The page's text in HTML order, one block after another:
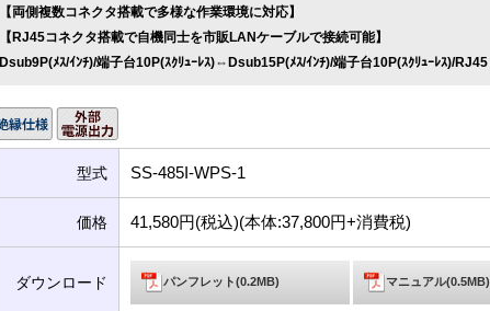
【両側複数コネクタ搭載で多様な作業環境に対応】
【RJ45コネクタ搭載で自機同士を市販LANケーブルで接続可能】
Dsub9P(ﾒｽ/ｲﾝﾁ)/端子台10P(ｽｸﾘｭｰﾚｽ)⇔Dsub15P(ﾒｽ/ｲﾝﾁ)/端子台10P(ｽｸﾘｭｰﾚｽ)/RJ45
型式 SS-485I-WPS-1
価格 41,580円(税込)(本体:37,800円+消費税)
ダウンロード パンフレット(0.2MB) マニュアル(0.5MB)